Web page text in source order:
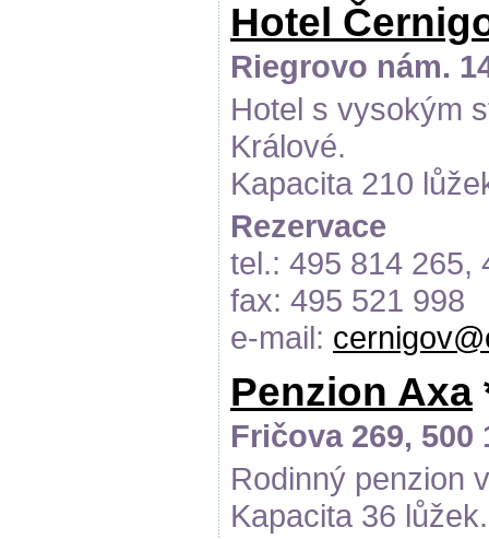
Hotel
Riegrovo nám.
Hotel s vysokým
Králové.
Kapacita 210
Rezervace
tel.: 495 814 265,
fax: 495 521 998
e-mail:
Penzion Axa
Fričova 269,
Rodinný penzion
Kapacita 36 lůžek.